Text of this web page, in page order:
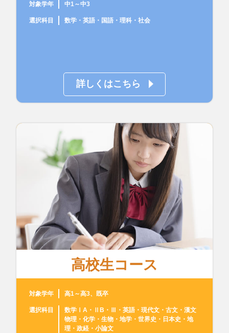
対象学年 中1～中3
選択科目 数学・英語・国語・理科・社会
詳しくはこちら
高校生コース
対象学年 高1～高3、既卒
選択科目
数学ⅠA・ⅡB・Ⅲ・英語・現代文・古文・漢文
物理・化学・生物・地学・世界史・日本史・地
理・政経・小論文